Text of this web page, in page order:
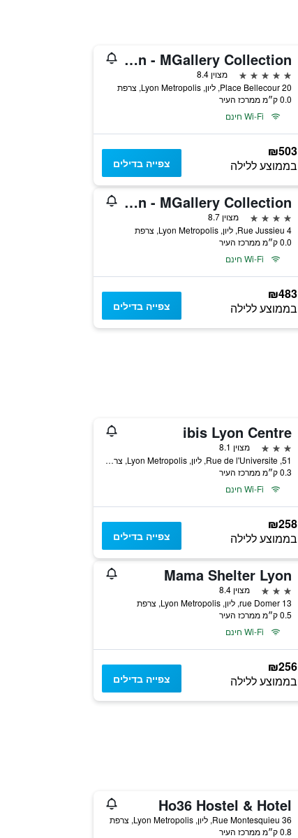
Le Royal Hotel Lyon - MGallery Collection
5 כוכבים
מצוין 8.4
20 Place Bellecour, ליון, Lyon Metropolis, צרפת
0.0 ק״מ ממרכז העיר
Wi-Fi חינם
₪503
בממוצע ללילה צפייה בדילים
Carlton Hotel Lyon - MGallery Collection
4 כוכבים
מצוין 8.7
4 Rue Jussieu, ליון, Lyon Metropolis, צרפת
0.0 ק״מ ממרכז העיר
Wi-Fi חינם
₪483
בממוצע ללילה צפייה בדילים
ibis Lyon Centre
3 כוכבים
מצוין 8.1
51, Rue de l'Universite, ליון, Lyon Metropolis, צרפת
0.3 ק״מ ממרכז העיר
Wi-Fi חינם
₪258
בממוצע ללילה צפייה בדילים
Mama Shelter Lyon
3 כוכבים
מצוין 8.4
13 rue Domer, ליון, Lyon Metropolis, צרפת
0.5 ק״מ ממרכז העיר
Wi-Fi חינם
₪256
בממוצע ללילה צפייה בדילים
Ho36 Hostel & Hotel
36 Rue Montesquieu, ליון, Lyon Metropolis, צרפת
0.8 ק״מ ממרכז העיר